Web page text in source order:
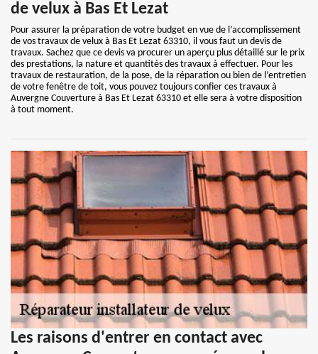
de velux à Bas Et Lezat
Pour assurer la préparation de votre budget en vue de l’accomplissement
de vos travaux de velux à Bas Et Lezat 63310, il vous faut un devis de
travaux. Sachez que ce devis va procurer un aperçu plus détaillé sur le prix
des prestations, la nature et quantités des travaux à effectuer. Pour les
travaux de restauration, de la pose, de la réparation ou bien de l’entretien
de votre fenêtre de toit, vous pouvez toujours confier ces travaux à
Auvergne Couverture à Bas Et Lezat 63310 et elle sera à votre disposition
à tout moment.
Les raisons d'entrer en contact avec